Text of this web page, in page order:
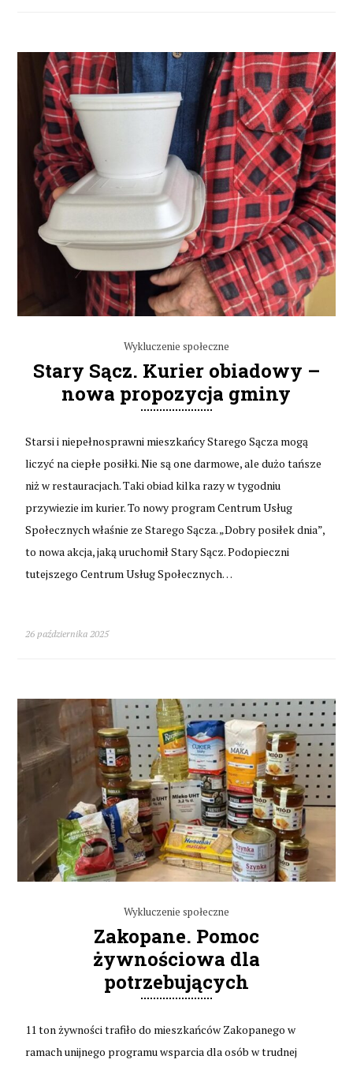
Wykluczenie społeczne
Stary Sącz. Kurier obiadowy –
nowa propozycja gminy
Starsi i niepełnosprawni mieszkańcy Starego Sącza mogą
liczyć na ciepłe posiłki. Nie są one darmowe, ale dużo tańsze
niż w restauracjach. Taki obiad kilka razy w tygodniu
przywiezie im kurier. To nowy program Centrum Usług
Społecznych właśnie ze Starego Sącza. „Dobry posiłek dnia”,
to nowa akcja, jaką uruchomił Stary Sącz. Podopieczni
tutejszego Centrum Usług Społecznych…
26 października 2025
Wykluczenie społeczne
Zakopane. Pomoc
żywnościowa dla
potrzebujących
11 ton żywności trafiło do mieszkańców Zakopanego w
ramach unijnego programu wsparcia dla osób w trudnej